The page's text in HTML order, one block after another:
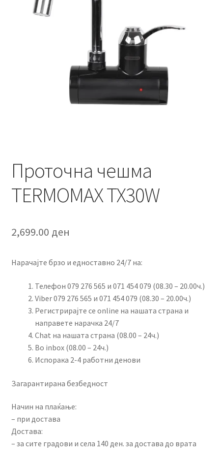
Рекламации и замена на производ
Услови за користење
Проточна чешма
TERMOMAX TX30W
2,699.00 ден
Нарачајте брзо и едноставно 24/7 на:
Телефон 079 276 565 и 071 454 079 (08.30 – 20.00ч.)
Viber 079 276 565 и 071 454 079 (08.30 – 20.00ч.)
Регистрирајте се online на нашата страна и
направете нарачка 24/7
Chat на нашата страна (08.00 – 24ч.)
Во inbox (08.00 – 24ч.)
Испорака 2-4 работни денови
Загарантирана безбедност
Начин на плаќање:
– при достава
Достава:
– за сите градови и села 140 ден. за достава до врата